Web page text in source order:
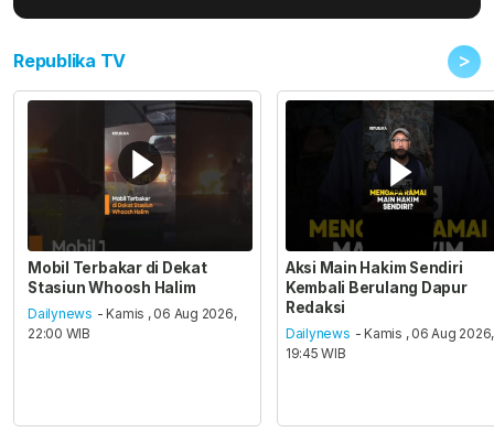
Republika TV >
Mobil Terbakar di Dekat
Stasiun Whoosh Halim
Dailynews - Kamis , 06 Aug 2026,
22:00 WIB
Aksi Main Hakim Sendiri
Kembali Berulang Dapur
Redaksi
Dailynews - Kamis , 06 Aug 2026,
19:45 WIB